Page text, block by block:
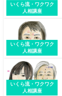
いくら流・ワクワク
人相講座
いくら流・ワクワク
人相講座
いくら流・ワクワク
人相講座